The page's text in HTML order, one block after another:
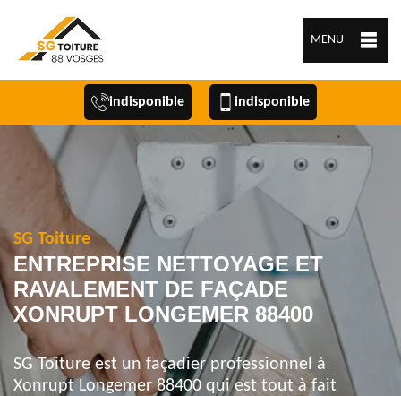
MENU
indisponible indisponible
SG Toiture
ENTREPRISE NETTOYAGE ET
RAVALEMENT DE FAÇADE
XONRUPT LONGEMER 88400
SG Toiture est un façadier professionnel à
Xonrupt Longemer 88400 qui est tout à fait